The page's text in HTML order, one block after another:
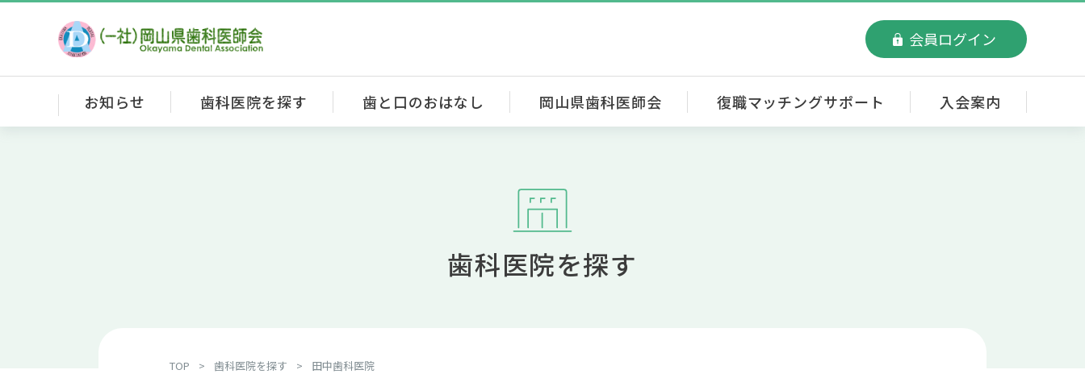
会員ログイン
お知らせ 歯科医院を探す 歯と口のおはなし 岡山県歯科医師会 復職マッチングサポート 入会案内
歯科医院を探す
TOP > 歯科医院を探す > 田中歯科医院